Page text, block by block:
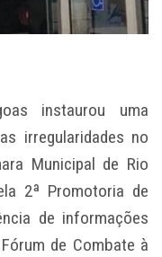
instaurou uma
irregularidades no
Municipal de Rio
2ª Promotoria de
de informações
de Combate à